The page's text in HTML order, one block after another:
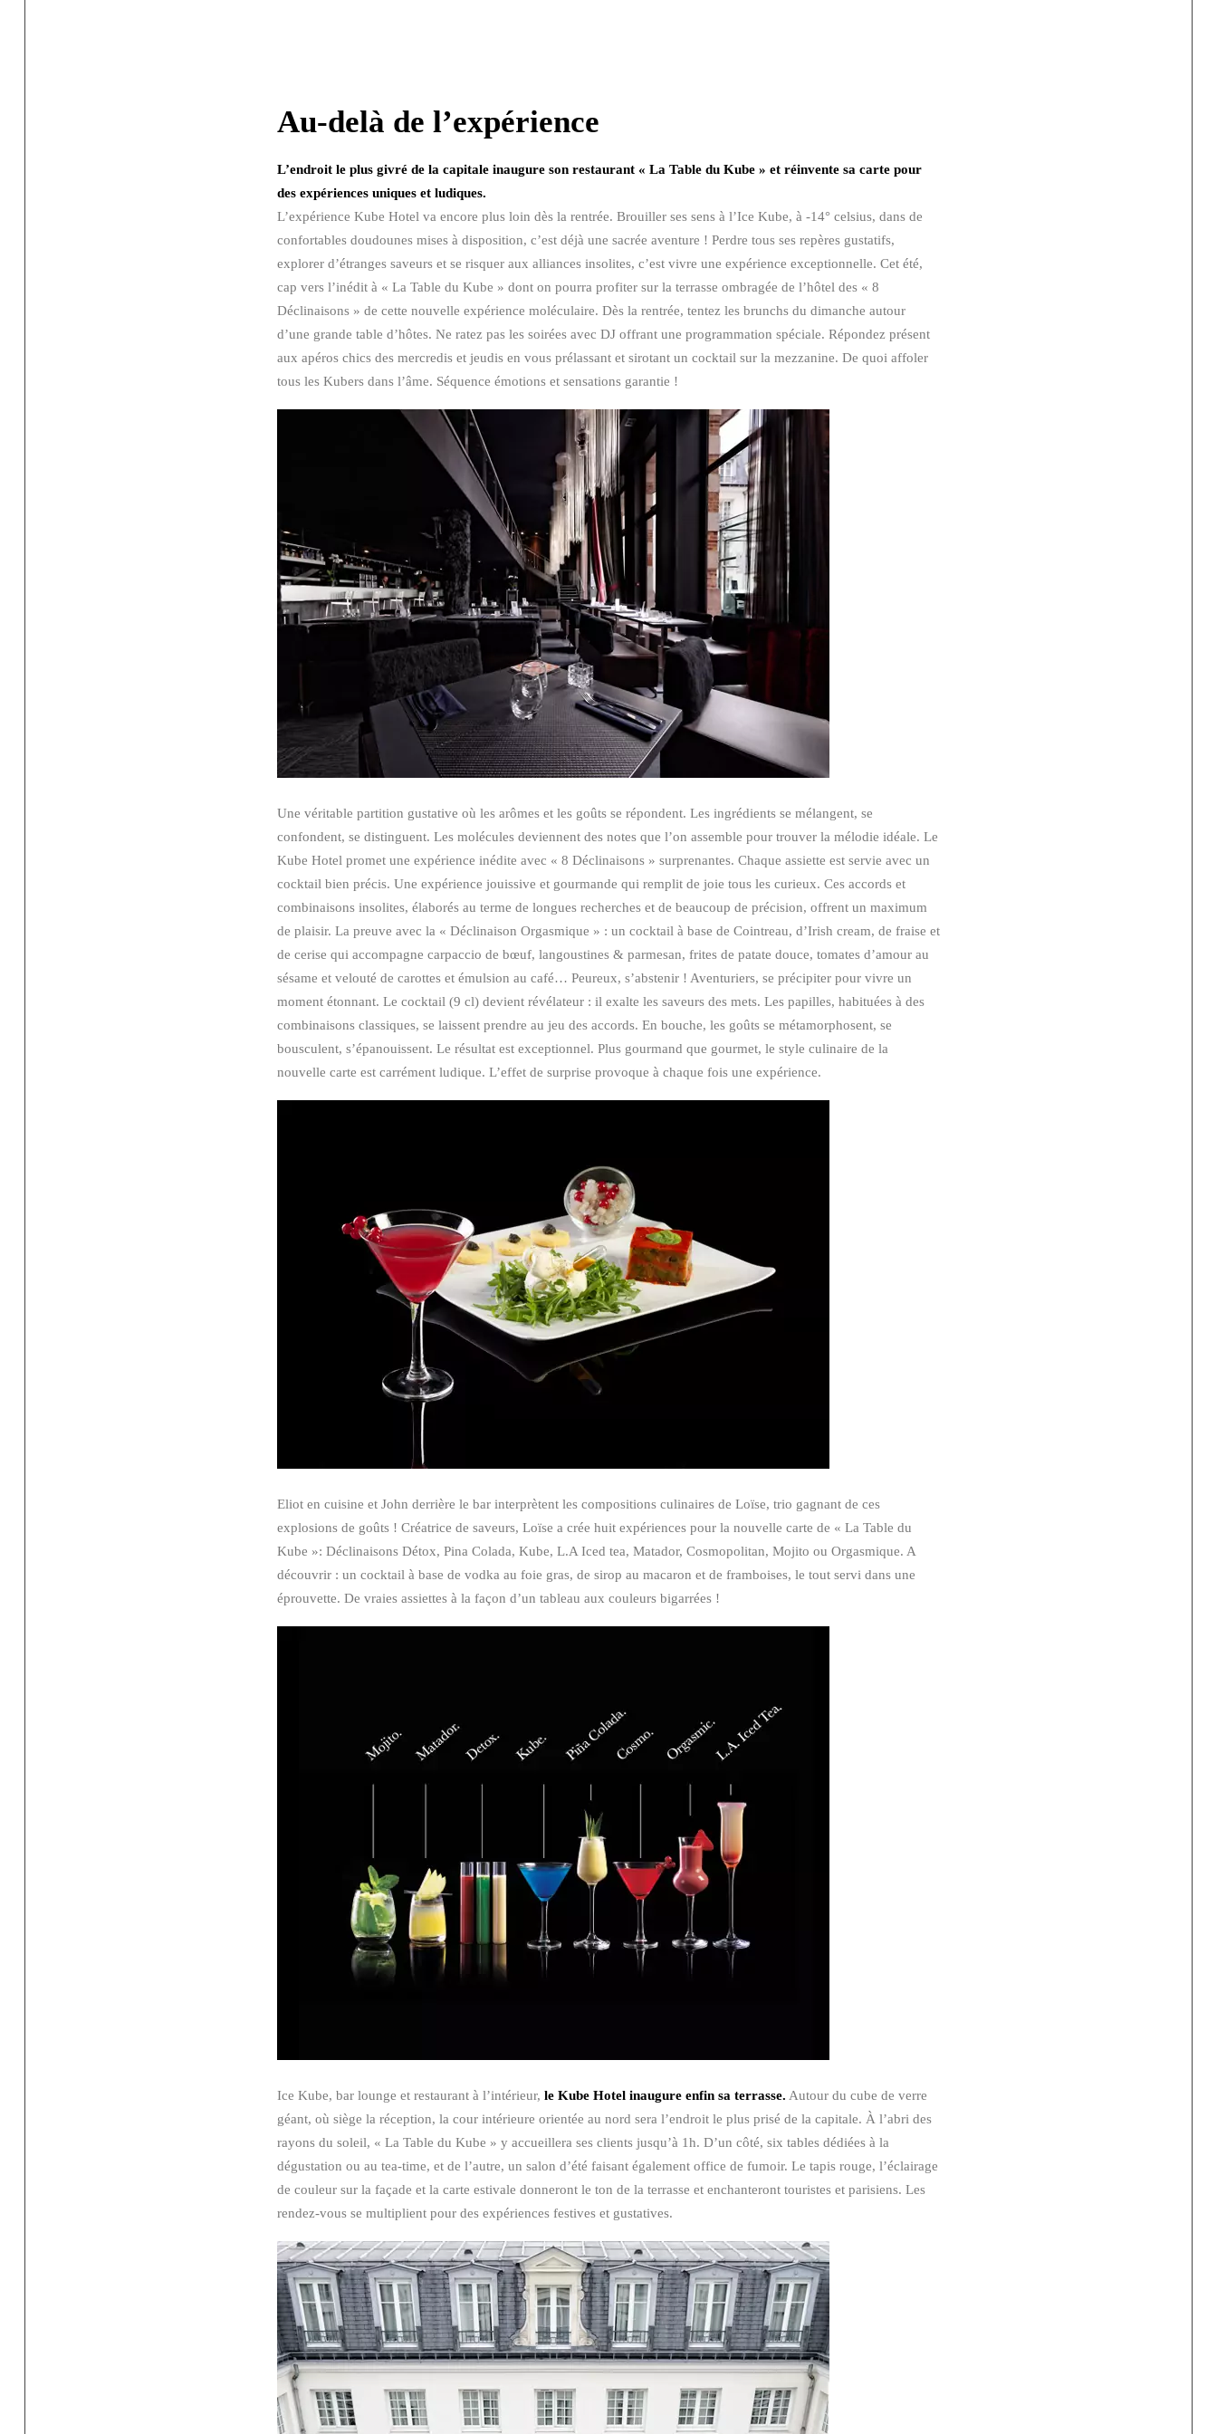
Au-delà de l’expérience
L’endroit le plus givré de la capitale inaugure son restaurant « La Table du Kube » et réinvente sa carte pour
des expériences uniques et ludiques.
L’expérience Kube Hotel va encore plus loin dès la rentrée. Brouiller ses sens à l’Ice Kube, à -14° celsius, dans de
confortables doudounes mises à disposition, c’est déjà une sacrée aventure ! Perdre tous ses repères gustatifs,
explorer d’étranges saveurs et se risquer aux alliances insolites, c’est vivre une expérience exceptionnelle. Cet été,
cap vers l’inédit à « La Table du Kube » dont on pourra profiter sur la terrasse ombragée de l’hôtel des « 8
Déclinaisons » de cette nouvelle expérience moléculaire. Dès la rentrée, tentez les brunchs du dimanche autour
d’une grande table d’hôtes. Ne ratez pas les soirées avec DJ offrant une programmation spéciale. Répondez présent
aux apéros chics des mercredis et jeudis en vous prélassant et sirotant un cocktail sur la mezzanine. De quoi affoler
tous les Kubers dans l’âme. Séquence émotions et sensations garantie !
Une véritable partition gustative où les arômes et les goûts se répondent. Les ingrédients se mélangent, se
confondent, se distinguent. Les molécules deviennent des notes que l’on assemble pour trouver la mélodie idéale. Le
Kube Hotel promet une expérience inédite avec « 8 Déclinaisons » surprenantes. Chaque assiette est servie avec un
cocktail bien précis. Une expérience jouissive et gourmande qui remplit de joie tous les curieux. Ces accords et
combinaisons insolites, élaborés au terme de longues recherches et de beaucoup de précision, offrent un maximum
de plaisir. La preuve avec la « Déclinaison Orgasmique » : un cocktail à base de Cointreau, d’Irish cream, de fraise et
de cerise qui accompagne carpaccio de bœuf, langoustines & parmesan, frites de patate douce, tomates d’amour au
sésame et velouté de carottes et émulsion au café… Peureux, s’abstenir ! Aventuriers, se précipiter pour vivre un
moment étonnant. Le cocktail (9 cl) devient révélateur : il exalte les saveurs des mets. Les papilles, habituées à des
combinaisons classiques, se laissent prendre au jeu des accords. En bouche, les goûts se métamorphosent, se
bousculent, s’épanouissent. Le résultat est exceptionnel. Plus gourmand que gourmet, le style culinaire de la
nouvelle carte est carrément ludique. L’effet de surprise provoque à chaque fois une expérience.
Eliot en cuisine et John derrière le bar interprètent les compositions culinaires de Loïse, trio gagnant de ces
explosions de goûts ! Créatrice de saveurs, Loïse a crée huit expériences pour la nouvelle carte de « La Table du
Kube »: Déclinaisons Détox, Pina Colada, Kube, L.A Iced tea, Matador, Cosmopolitan, Mojito ou Orgasmique. A
découvrir : un cocktail à base de vodka au foie gras, de sirop au macaron et de framboises, le tout servi dans une
éprouvette. De vraies assiettes à la façon d’un tableau aux couleurs bigarrées !
Ice Kube, bar lounge et restaurant à l’intérieur, le Kube Hotel inaugure enfin sa terrasse. Autour du cube de verre
géant, où siège la réception, la cour intérieure orientée au nord sera l’endroit le plus prisé de la capitale. À l’abri des
rayons du soleil, « La Table du Kube » y accueillera ses clients jusqu’à 1h. D’un côté, six tables dédiées à la
dégustation ou au tea-time, et de l’autre, un salon d’été faisant également office de fumoir. Le tapis rouge, l’éclairage
de couleur sur la façade et la carte estivale donneront le ton de la terrasse et enchanteront touristes et parisiens. Les
rendez-vous se multiplient pour des expériences festives et gustatives.